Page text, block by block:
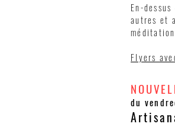
En-
autres et
Flyers
du